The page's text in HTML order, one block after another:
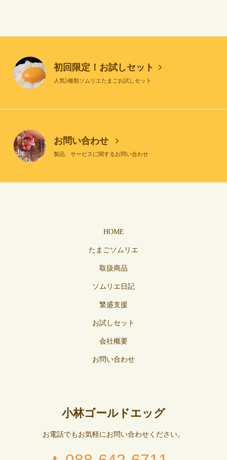
初回限定！お試しセット
人気5種類ソムリエたまごお試しセット
お問い合わせ
製品、サービスに関するお問い合わせ
HOME
たまごソムリエ
取扱商品
ソムリエ日記
繁盛支援
お試しセット
会社概要
お問い合わせ
小林ゴールドエッグ
お電話でもお気軽にお問い合わせください。